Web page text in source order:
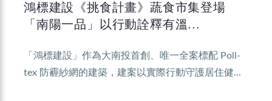
鴻標建設《挑食計畫》蔬食市集登場
「南陽一品」以行動詮釋有溫...
「鴻標建設」作為大南投首創、唯一全案標配 Poll-
tex 防霾紗網的建築，建案以實際行動守護居住健...